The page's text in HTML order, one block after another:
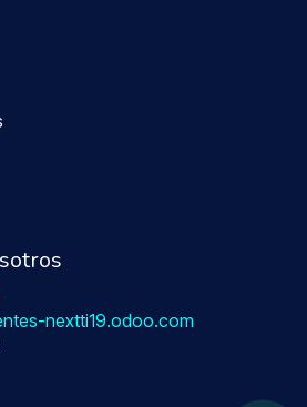
nextti19.odoo.com